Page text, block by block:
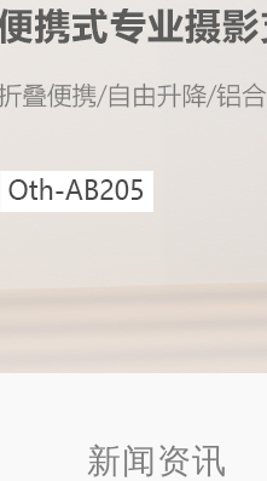
新闻资讯